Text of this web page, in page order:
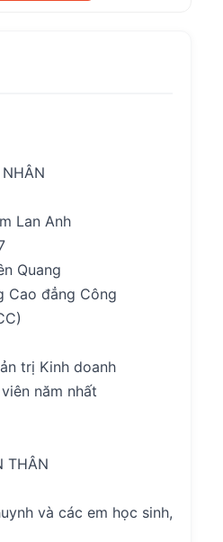
Lan Anh
Quang
Cao đẳng Công
trị Kinh doanh
năm nhất
THÂN
và các em học sinh,